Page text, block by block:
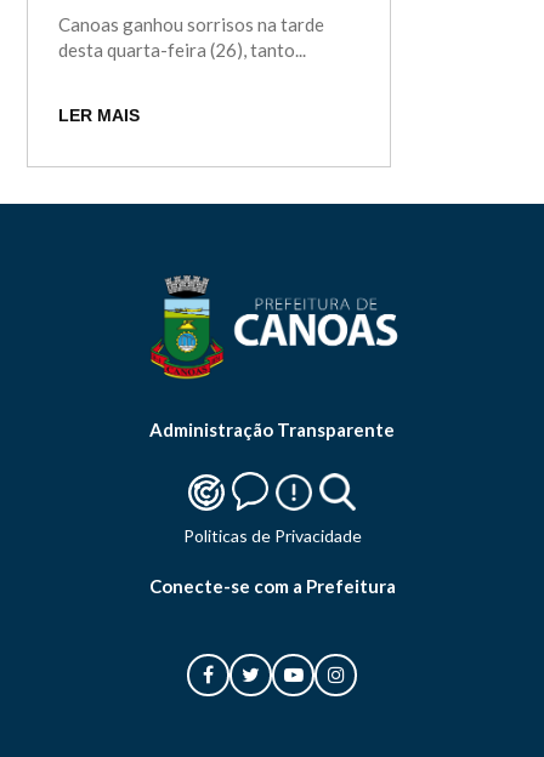
Canoas ganhou sorrisos na tarde
desta quarta-feira (26), tanto...
LER MAIS
Administração Transparente
Politicas de Privacidade
Conecte-se com a Prefeitura